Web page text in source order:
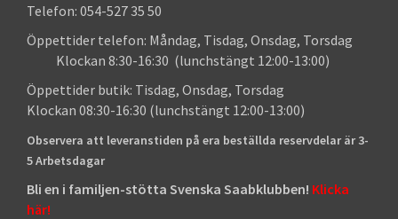
Telefon: 054-527 35 50
Öppettider telefon: Måndag, Tisdag, Onsdag, Torsdag
Klockan 8:30-16:30 (lunchstängt 12:00-13:00)
Öppettider butik: Tisdag, Onsdag, Torsdag
Klockan 08:30-16:30 (lunchstängt 12:00-13:00)
Observera att leveranstiden på era beställda reservdelar är 3-
5 Arbetsdagar
Bli en i familjen-stötta Svenska Saabklubben! Klicka
här!